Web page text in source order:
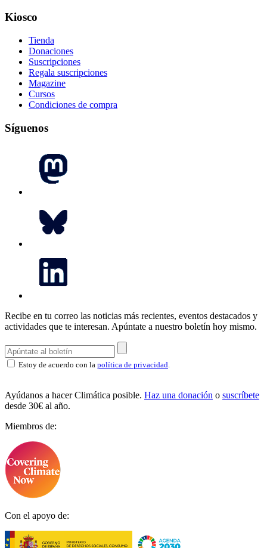
Kiosco
Tienda
Donaciones
Suscripciones
Regala suscripciones
Magazine
Cursos
Condiciones de compra
Síguenos
Recibe en tu correo las noticias más recientes, eventos destacados y
actividades que te interesan. Apúntate a nuestro boletín hoy mismo.
Estoy de acuerdo con la política de privacidad.
Ayúdanos a hacer Climática posible. Haz una donación o suscríbete
desde 30€ al año.
Miembros de:
Con el apoyo de: